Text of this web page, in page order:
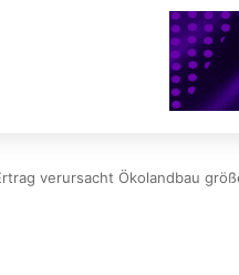
verursacht Ökolandbau